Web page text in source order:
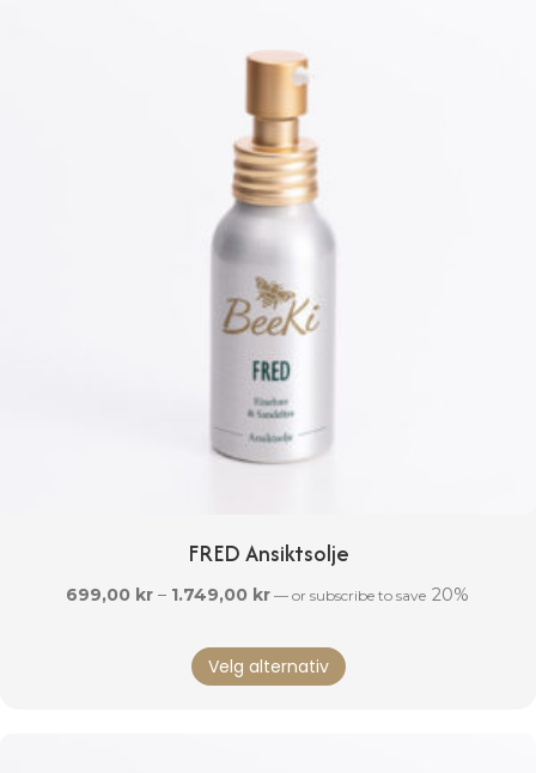
FRED Ansiktsolje
699,00 kr – 1.749,00 krPrisområde:
til
1.749,00 kr
— or subscribe to save 20%
Velg alternativ
produktet